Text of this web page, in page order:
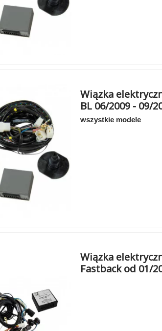
Wiązka
BL 06/2009 - 09/
wszystkie modele
Wiązka
Fastback od 01/